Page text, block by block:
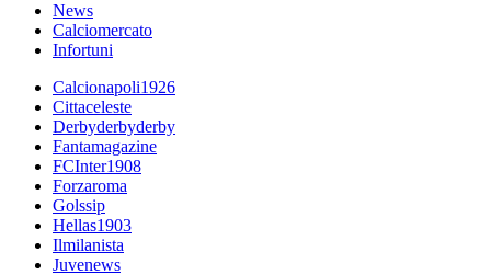
News
Calciomercato
Infortuni
Calcionapoli1926
Cittaceleste
Derbyderbyderby
Fantamagazine
FCInter1908
Forzaroma
Golssip
Hellas1903
Ilmilanista
Juvenews